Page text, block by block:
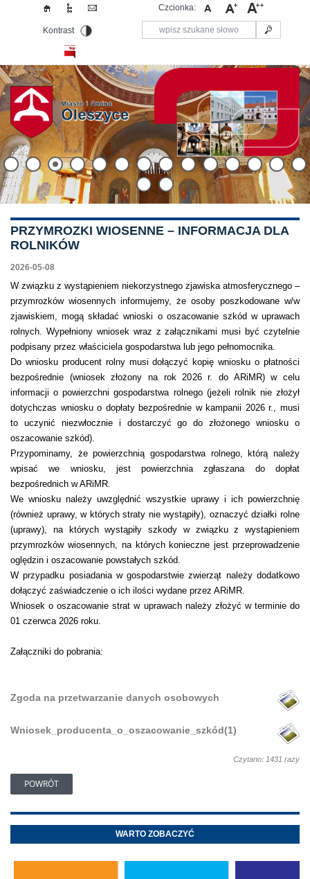
Czcionka:
Kontrast
PRZYMROZKI WIOSENNE – INFORMACJA DLA
ROLNIKÓW
2026-05-08
W związku z wystąpieniem niekorzystnego zjawiska atmosferycznego –
przymrozków wiosennych informujemy, że osoby poszkodowane w/w
zjawiskiem, mogą składać wnioski o oszacowanie szkód w uprawach
rolnych. Wypełniony wniosek wraz z załącznikami musi być czytelnie
podpisany przez właściciela gospodarstwa lub jego pełnomocnika.
Do wniosku producent rolny musi dołączyć kopię wniosku o płatności
bezpośrednie (wniosek złożony na rok 2026 r. do ARiMR) w celu
informacji o powierzchni gospodarstwa rolnego (jeżeli rolnik nie złożył
dotychczas wniosku o dopłaty bezpośrednie w kampanii 2026 r., musi
to uczynić niezwłocznie i dostarczyć go do złożonego wniosku o
oszacowanie szkód).
Przypominamy, że powierzchnią gospodarstwa rolnego, którą należy
wpisać we wniosku, jest powierzchnia zgłaszana do dopłat
bezpośrednich w ARiMR.
We wniosku należy uwzględnić wszystkie uprawy i ich powierzchnię
(również uprawy, w których straty nie wystąpiły), oznaczyć działki rolne
(uprawy), na których wystąpiły szkody w związku z wystąpieniem
przymrozków wiosennych, na których konieczne jest przeprowadzenie
oględzin i oszacowanie powstałych szkód.
W przypadku posiadania w gospodarstwie zwierząt należy dodatkowo
dołączyć zaświadczenie o ich ilości wydane przez ARiMR.
Wniosek o oszacowanie strat w uprawach należy złożyć w terminie do
01 czerwca 2026 roku.
Załączniki do pobrania:
Zgoda na przetwarzanie danych osobowych
Wniosek_producenta_o_oszacowanie_szkód(1)
Czytano: 1431 razy
POWRÓT
WARTO ZOBACZYĆ